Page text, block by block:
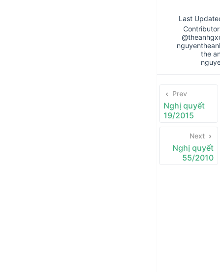
Last
the
Prev
Nghị quyết
19/2015
Next
Nghị quyết
55/2010